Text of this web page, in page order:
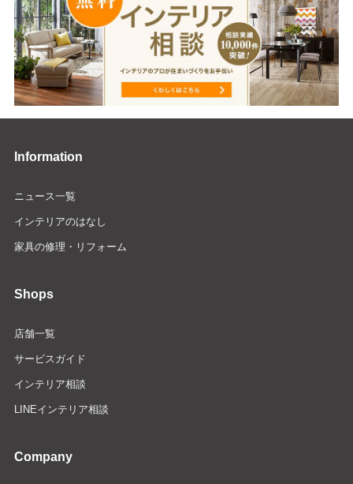
Information
ニュース一覧
インテリアのはなし
家具の修理・リフォーム
Shops
店舗一覧
サービスガイド
インテリア相談
LINEインテリア相談
Company